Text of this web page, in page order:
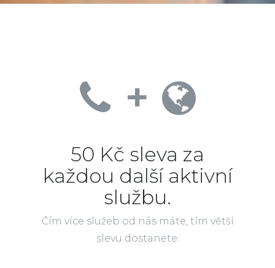
+
50 Kč sleva za
každou další aktivní
službu.
Čím více služeb od nás máte, tím větší
slevu dostanete.